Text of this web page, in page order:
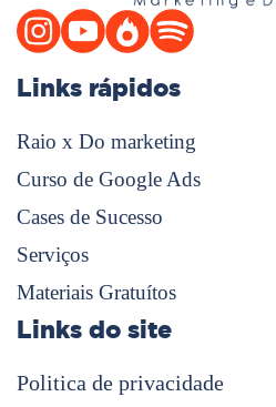
Links rápidos
Raio x Do marketing
Curso de Google Ads
Cases de Sucesso
Serviços
Materiais Gratuítos
Links do site
Politica de privacidade